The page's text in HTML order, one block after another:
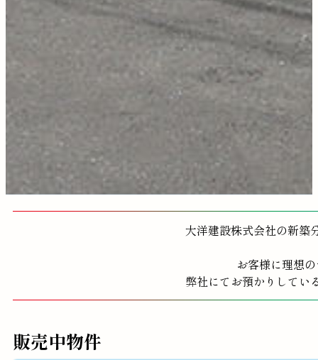
大洋建設株式会社の新築
お客様に理想
弊社にてお預かりしてい
販売中物件